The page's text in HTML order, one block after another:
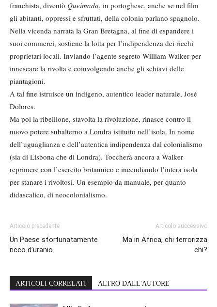
franchista, diventò Queimada, in portoghese, anche se nel film
gli abitanti, oppressi e sfruttati, della colonia parlano spagnolo.
Nella vicenda narrata la Gran Bretagna, al fine di espandere i
suoi commerci, sostiene la lotta per l’indipendenza dei ricchi
proprietari locali. Inviando l’agente segreto William Walker per
innescare la rivolta e coinvolgendo anche gli schiavi delle
piantagioni.
A tal fine istruisce un indigeno, autentico leader naturale, José
Dolores.
Ma poi la ribellione, stavolta la rivoluzione, rinasce contro il
nuovo potere subalterno a Londra istituito nell’isola. In nome
dell’uguaglianza e dell’autentica indipendenza dal colonialismo
(sia di Lisbona che di Londra). Toccherà ancora a Walker
reprimere con l’esercito britannico e incendiando l’intera isola
per stanare i rivoltosi. Un esempio da manuale, per quanto
didascalico, di neocolonialismo.
Articolo precedente
Un Paese sfortunatamente
ricco d’uranio
Articolo successivo
Ma in Africa, chi terrorizza
chi?
ARTICOLI CORRELATI ALTRO DALL'AUTORE